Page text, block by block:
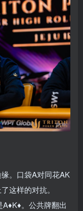
。口袋A对同花AK
这样的对抗。
。公共牌翻出